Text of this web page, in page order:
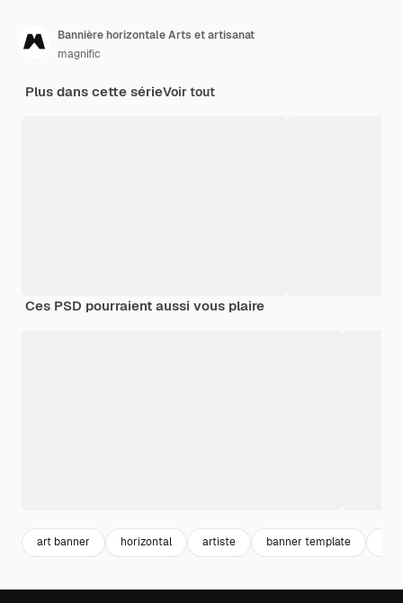
Bannière horizontale Arts et artisanat
magnific
Plus dans cette sérieVoir tout
Ces PSD pourraient aussi vous plaire
art banner horizontal artiste banner template